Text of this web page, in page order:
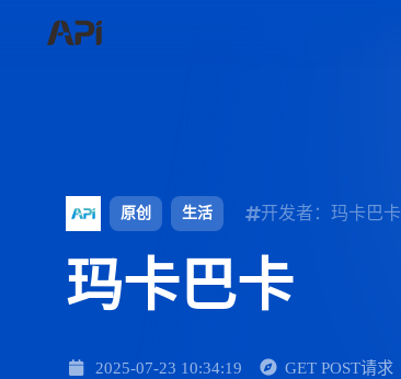
原创 生活 开发者：玛卡巴卡
玛卡巴卡
2025-07-23 10:34:19 GET POST请求